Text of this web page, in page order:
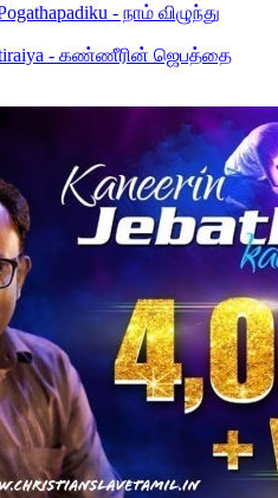
- நாம் விழுந்து
- கண்ணீரின் ஜெபத்தை